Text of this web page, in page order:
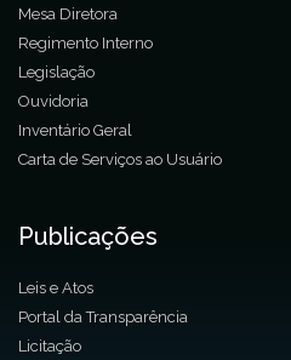
Mesa Diretora
Regimento Interno
Legislação
Ouvidoria
Inventário Geral
Carta de Serviços ao Usuário
Publicações
Leis e Atos
Portal da Transparência
Licitação